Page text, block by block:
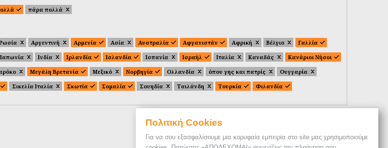
Πολιτική Cookies
Για να σου εξασφαλίσουμε μια κορυφαία εμπειρία στο site μας χρησιμοποιούμε
πάρα πολλά
Αργεντινή Αρμενία Ασία Αυστραλία Αφγανιστάν Αφρική Βέλγιο
Γαλλία
Ιαπωνία Ινδία Ιρλανδία Ισλανδία Ισπανία Ισραήλ Ιταλία Καναδάς
Κανάριοι Νήσοι
Μεγάλη Βρετανία Μεξικό Νορβηγία Ολλανδία όπου γης και πατρίς
Ουγγαρία
Σικελία Ιταλία Σκωτία Σομαλία Σουηδία Ταιλάνδη Τουρκία Φιλανδία